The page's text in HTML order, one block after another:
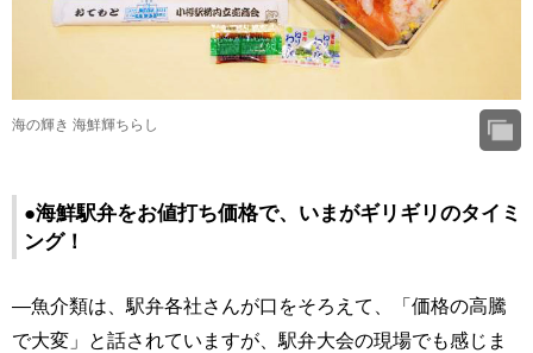
海の輝き 海鮮輝ちらし
●海鮮駅弁をお値打ち価格で、いまがギリギリのタイミ
ング！
―魚介類は、駅弁各社さんが口をそろえて、「価格の高騰
で大変」と話されていますが、駅弁大会の現場でも感じま